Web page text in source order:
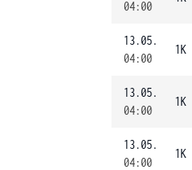
04:00
13.05.
04:00
1K
13.05.
04:00
1K
13.05.
04:00
1K